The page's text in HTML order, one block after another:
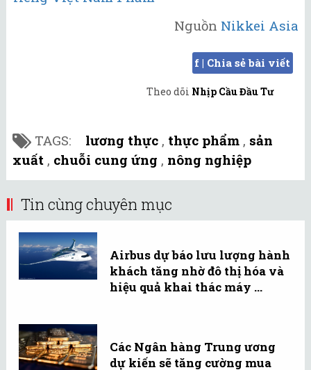
Nguồn Nikkei Asia
f | Chia sẻ bài viết
Theo dõi Nhịp Cầu Đầu Tư
TAGS: lương thực , thực phẩm , sản
xuất , chuỗi cung ứng , nông nghiệp
Tin cùng chuyên mục
Airbus dự báo lưu lượng hành
khách tăng nhờ đô thị hóa và
hiệu quả khai thác máy ...
Các Ngân hàng Trung ương
dự kiến sẽ tăng cường mua